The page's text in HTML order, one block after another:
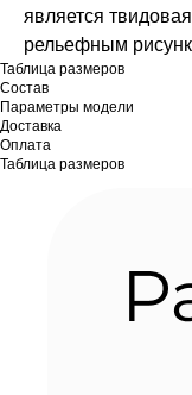
является
рельефным
Таблица размеров
Состав
Параметры модели
Доставка
Оплата
Таблица размеров